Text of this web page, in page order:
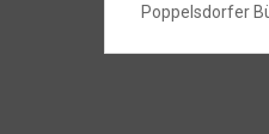
Poppelsdorfer